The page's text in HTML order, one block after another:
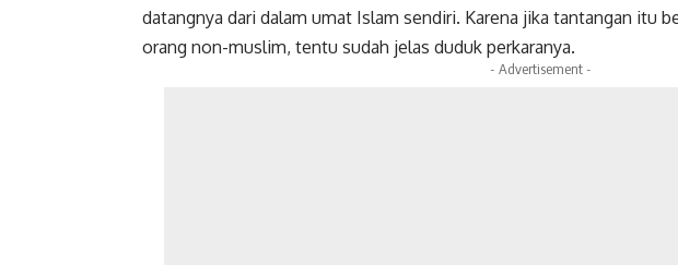
datangnya dari dalam umat Islam sendiri. Karena jika tantangan itu
orang non-muslim, tentu sudah jelas duduk perkaranya.
- Advertisement -